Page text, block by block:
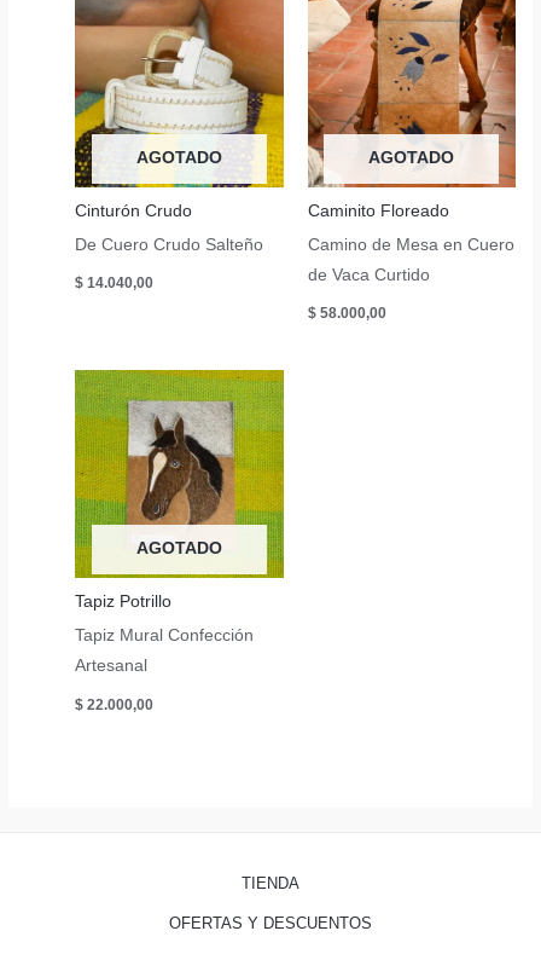
AGOTADO
Cinturón Crudo
De Cuero Crudo Salteño
$ 14.040,00
AGOTADO
Caminito Floreado
Camino de Mesa en Cuero
de Vaca Curtido
$58.000,00
AGOTADO
Tapiz Potrillo
Tapiz Mural Confección
Artesanal
$ 22.000,00
TIENDA
OFERTAS Y DESCUENTOS